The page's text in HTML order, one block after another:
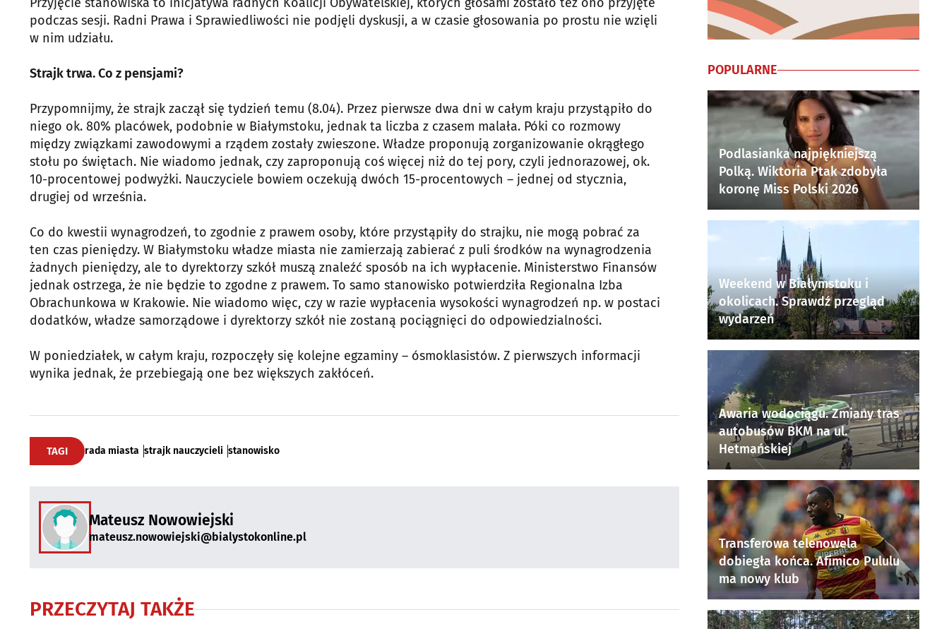
podczas sesji. Radni Prawa i Sprawiedliwości nie podjęli dyskusji, a w czasie głosowania po prostu nie wzięli
w nim udziału.
Strajk trwa. Co z pensjami?
Przypomnijmy, że strajk zaczął się tydzień temu (8.04). Przez pierwsze dwa dni w całym kraju przystąpiło do
niego ok. 80% placówek, podobnie w Białymstoku, jednak ta liczba z czasem malała. Póki co rozmowy
między związkami zawodowymi a rządem zostały zwieszone. Władze proponują zorganizowanie okrągłego
stołu po świętach. Nie wiadomo jednak, czy zaproponują coś więcej niż do tej pory, czyli jednorazowej, ok.
10-procentowej podwyżki. Nauczyciele bowiem oczekują dwóch 15-procentowych – jednej od stycznia,
drugiej od września.
Co do kwestii wynagrodzeń, to zgodnie z prawem osoby, które przystąpiły do strajku, nie mogą pobrać za
ten czas pieniędzy. W Białymstoku władze miasta nie zamierzają zabierać z puli środków na wynagrodzenia
żadnych pieniędzy, ale to dyrektorzy szkół muszą znaleźć sposób na ich wypłacenie. Ministerstwo Finansów
jednak ostrzega, że nie będzie to zgodne z prawem. To samo stanowisko potwierdziła Regionalna Izba
Obrachunkowa w Krakowie. Nie wiadomo więc, czy w razie wypłacenia wysokości wynagrodzeń np. w postaci
dodatków, władze samorządowe i dyrektorzy szkół nie zostaną pociągnięci do odpowiedzialności.
W poniedziałek, w całym kraju, rozpoczęły się kolejne egzaminy – ósmoklasistów. Z pierwszych informacji
wynika jednak, że przebiegają one bez większych zakłóceń.
TAGI rada miasta strajk nauczycieli stanowisko
Mateusz Nowowiejski
mateusz.nowowiejski@bialystokonline.pl
PRZECZYTAJ TAKŻE
POPULARNE
Podlasianka najpiękniejszą
Polką. Wiktoria Ptak zdobyła
koronę Miss Polski 2026
Weekend w Białymstoku i
okolicach. Sprawdź przegląd
wydarzeń
Awaria wodociągu. Zmiany tras
autobusów BKM na ul.
Hetmańskiej
Transferowa telenowela
dobiegła końca. Afimico Pululu
ma nowy klub